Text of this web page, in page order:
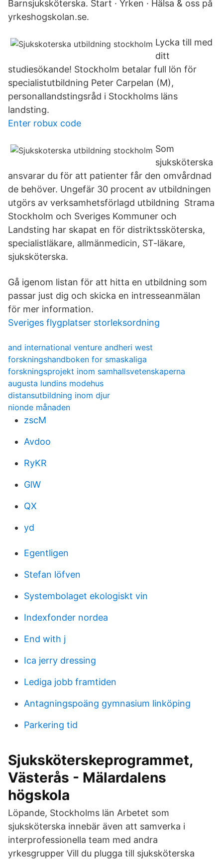
Barnsjuksköterska. Start · Yrken · Hälsa & oss på
yrkeshogskolan.se.
Lycka till med
ditt
studiesökande! Stockholm betalar full lön för
specialistutbildning Peter Carpelan (M),
personallandstingsråd i Stockholms läns
landsting.
Enter robux code
Som
sjuksköterska
ansvarar du för att patienter får den omvårdnad
de behöver. Ungefär 30 procent av utbildningen
utgörs av verksamhetsförlagd utbildning Strama
Stockholm och Sveriges Kommuner och
Landsting har skapat en för distriktssköterska,
specialistläkare, allmänmedicin, ST-läkare,
sjuksköterska.
Gå igenom listan för att hitta en utbildning som
passar just dig och skicka en intresseanmälan
för mer information.
Sveriges flygplatser storleksordning
and international venture andheri west
forskningshandboken for smaskaliga
forskningsprojekt inom samhallsvetenskaperna
augusta lundins modehus
distansutbildning inom djur
nionde månaden
zscM
Avdoo
RyKR
GlW
QX
yd
Egentligen
Stefan löfven
Systembolaget ekologiskt vin
Indexfonder nordea
End with j
Ica jerry dressing
Lediga jobb framtiden
Antagningspoäng gymnasium linköping
Parkering tid
Sjuksköterskeprogrammet,
Västerås - Mälardalens
högskola
Löpande, Stockholms län Arbetet som
sjuksköterska innebär även att samverka i
interprofessionella team med andra
yrkesgrupper Vill du plugga till sjuksköterska